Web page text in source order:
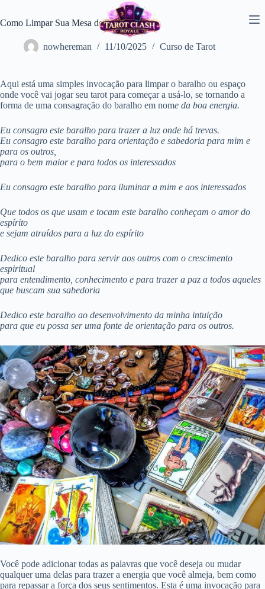
o
Como Limpar Sua Mesa de Tarot
nowhereman 11/10/2025 Curso de Tarot
Aqui está uma simples invocação para limpar o baralho ou espaço
onde você vai jogar seu tarot para começar a usá-lo, se tornando a
forma de uma consagração do baralho em nome da boa energia.
Eu consagro este baralho para trazer a luz onde há trevas.
Eu consagro este baralho para orientação e sabedoria para mim e
para os outros,
para o bem maior e para todos os interessados
Eu consagro este baralho para iluminar a mim e aos interessados
Que todos os que usam e tocam este baralho conheçam o amor do
espírito
e sejam atraídos para a luz do espírito
Dedico este baralho para servir aos outros com o crescimento
espiritual
para entendimento, conhecimento e para trazer a paz a todos aqueles
que buscam sua sabedoria
Dedico este baralho ao desenvolvimento da minha intuição
para que eu possa ser uma fonte de orientação para os outros.
Você pode adicionar todas as palavras que você deseja ou mudar
qualquer uma delas para trazer a energia que você almeja, bem como
para repassar a força dos seus sentimentos. Esta é uma invocação para